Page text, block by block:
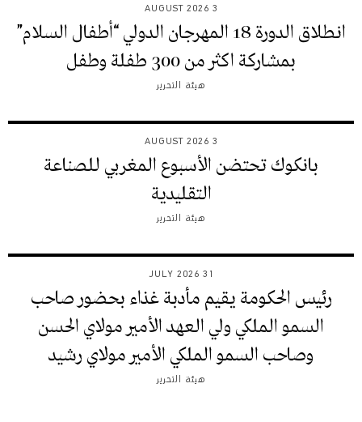
3 AUGUST 2026
انطلاق الدورة 18 المهرجان الدولي “أطفال السلام”
بمشاركة اكثر من 300 طفلة وطفل
هيئة التحرير
3 AUGUST 2026
بانكوك تحتضن الأسبوع المغربي للصناعة
التقليدية
هيئة التحرير
31 JULY 2026
رئيس الحكومة يقيم مأدبة غذاء بحضور صاحب
السمو الملكي ولي العهد الأمير مولاي الحسن
وصاحب السمو الملكي الأمير مولاي رشيد
هيئة التحرير